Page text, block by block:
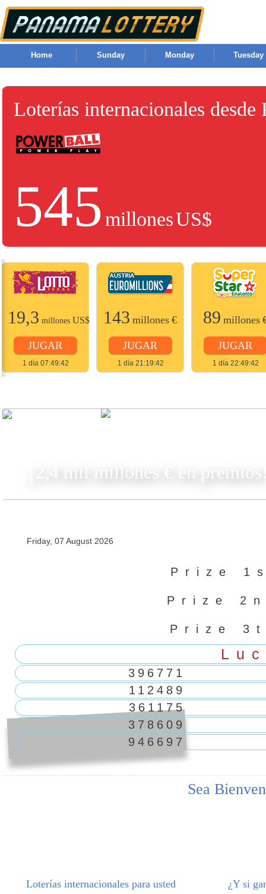
Home Sunday Monday Tuesday
Loterías internacionales desde
545 millonesUS$
19,3 millones US$
JUGAR
1 día 07:49:42
143 millones €
JUGAR
1 día 21:19:42
89 millones
JUGAR
1 día 22:49:42
¡2,4 mil millones € en
Friday, 07 August 2026
Prize
Prize
Prize
396771
112489
361175
378609
946697
Sea
Loterías internacionales para usted ¿Y si